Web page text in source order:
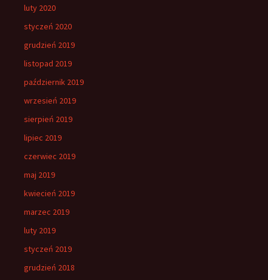
luty 2020
styczeń 2020
grudzień 2019
listopad 2019
październik 2019
wrzesień 2019
sierpień 2019
lipiec 2019
czerwiec 2019
maj 2019
kwiecień 2019
marzec 2019
luty 2019
styczeń 2019
grudzień 2018